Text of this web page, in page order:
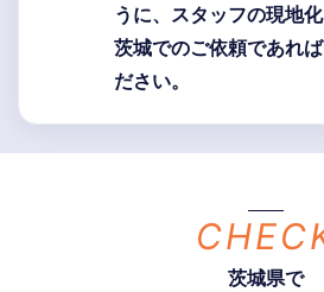
うに、スタッフの現地
茨城でのご依頼であれ
ださい。
茨城県で